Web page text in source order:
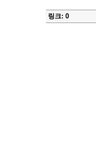
링크: 0